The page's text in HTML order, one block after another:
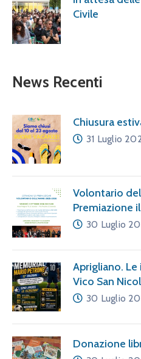
Civile
News Recenti
Chiusura
31 Luglio
Volontario
Premiazione
30 Luglio
Aprigliano. Le
Vico San
30 Luglio
Donazione